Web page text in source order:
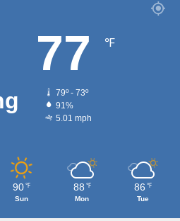
77 ℉
79º - 73º
91%
5.01 mph
90 ℉
Sun
88 ℉
Mon
86 ℉
Tue